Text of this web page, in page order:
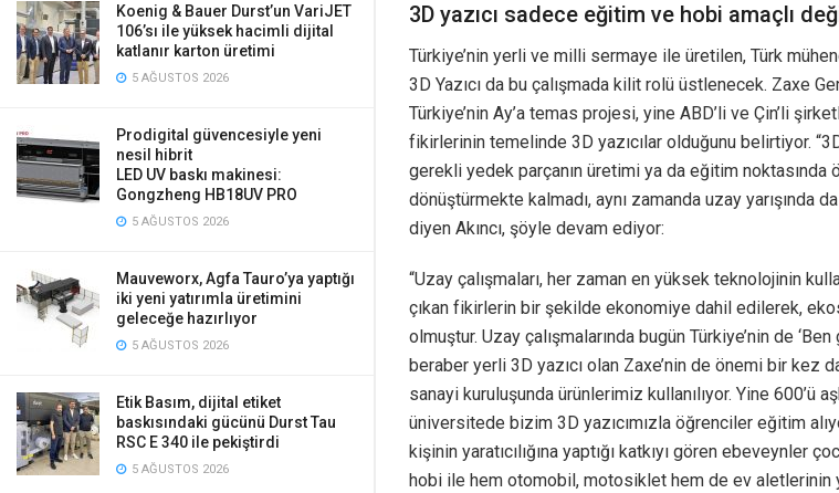
Koenig & Bauer Durst’un VariJET
106’sı ile yüksek hacimli dijital
katlanır karton üretimi
5 AĞUSTOS 2026
Prodigital güvencesiyle yeni
nesil hibrit
LED UV baskı makinesi:
Gongzheng HB18UV PRO
5 AĞUSTOS 2026
Mauveworx, Agfa Tauro’ya yaptığı
iki yeni yatırımla üretimini
geleceğe hazırlıyor
5 AĞUSTOS 2026
Etik Basım, dijital etiket
baskısındaki gücünü Durst Tau
RSC E 340 ile pekiştirdi
5 AĞUSTOS 2026
3D yazıcı sadece eğitim ve hobi amaçlı
Türkiye’nin yerli ve milli sermaye ile üretilen, Türk
3D Yazıcı da bu çalışmada kilit rolü üstlenecek. Zaxe
Türkiye’nin Ay’a temas projesi, yine ABD’li ve Çin’li
fikirlerinin temelinde 3D yazıcılar olduğunu belirtiyor.
gerekli yedek parçanın üretimi ya da eğitim noktasında
dönüştürmekte kalmadı, aynı zamanda uzay yarışında
diyen Akıncı, şöyle devam ediyor:
“Uzay çalışmaları, her zaman en yüksek teknolojinin
çıkan fikirlerin bir şekilde ekonomiye dahil edilerek,
olmuştur. Uzay çalışmalarında bugün Türkiye’nin de
beraber yerli 3D yazıcı olan Zaxe’nin de önemi bir kez
sanayi kuruluşunda ürünlerimiz kullanılıyor. Yine 600’ü
üniversitede bizim 3D yazıcımızla öğrenciler eğitim
kişinin yaratıcılığına yaptığı katkıyı gören ebeveynler
hobi ile hem otomobil, motosiklet hem de ev aletlerinin